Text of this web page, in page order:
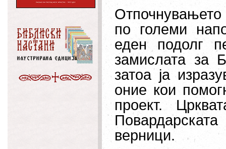
по големи
еден подолг
замислата за
затоа ја
оние кои
проект.
верници.